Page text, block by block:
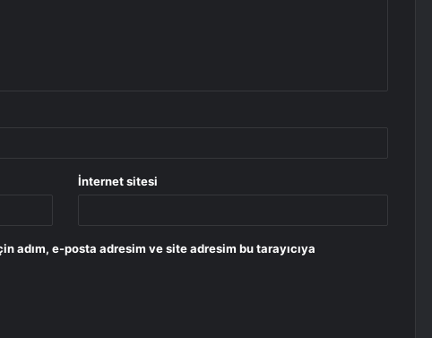
İnternet sitesi
adım, e-posta adresim ve site adresim bu tarayıcıya